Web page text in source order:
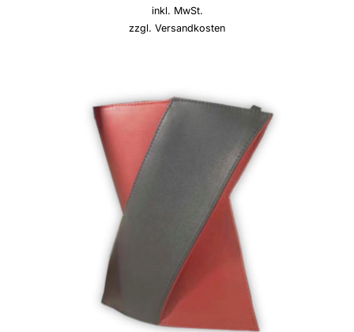
inkl. MwSt.
zzgl. Versandkosten